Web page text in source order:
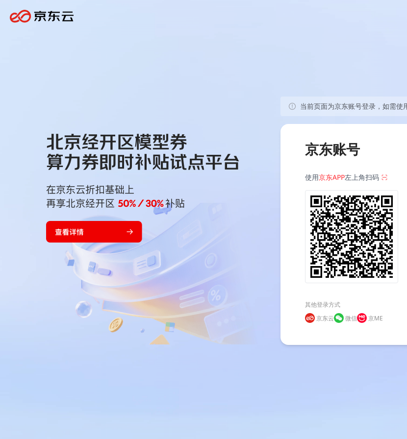
当前页面为京东账号登录，如需使
京东账号
使用京东APP左上角扫码
其他登录方式
京东云
微信 京ME